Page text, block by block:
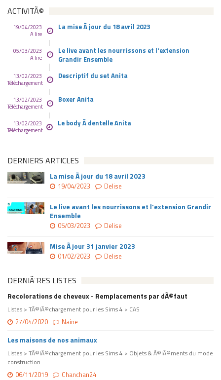
ACTIVITÃ©
19/04/2023
A lire
La mise Ã jour du 18 avril 2023
05/03/2023
A lire
Le live avant les nourrissons et l'extension
Grandir Ensemble
13/02/2023
Téléchargement
Descriptif du set Anita
13/02/2023
Téléchargement
Boxer Anita
13/02/2023
Téléchargement
Le body Ã dentelle Anita
DERNIERS ARTICLES
La mise Ã jour du 18 avril 2023
19/04/2023 Delise
Le live avant les nourrissons et l'extension Grandir
Ensemble
05/03/2023 Delise
Mise Ã jour 31 janvier 2023
01/02/2023 Delise
DERNIÃ¨RES LISTES
Recolorations de cheveux - Remplacements par dÃ©faut
Listes > TÃ©lÃ©chargement pour les Sims 4 > CAS
27/04/2020 Naine
Les maisons de nos animaux
Listes > TÃ©lÃ©chargement pour les Sims 4 > Objets & Ã©lÃ©ments du mode
construction
06/11/2019 Chanchan24